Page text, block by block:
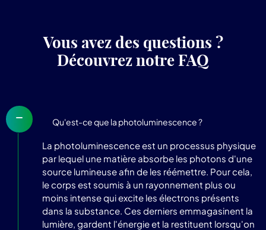
Vous avez des questions ?
Découvrez notre FAQ
Qu'est-ce que la photoluminescence ?
La photoluminescence est un processus physique
par lequel une matière absorbe les photons d'une
source lumineuse afin de les réémettre. Pour cela,
le corps est soumis à un rayonnement plus ou
moins intense qui excite les électrons présents
dans la substance. Ces derniers emmagasinent la
lumière, gardent l'énergie et la restituent lorsqu'on